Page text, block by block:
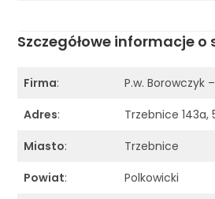
Szczegółowe informacje
Firma:
P.w. Borowczyk
Adres:
Trzebnice 143a,
Miasto:
Trzebnice
Powiat: Polkowicki